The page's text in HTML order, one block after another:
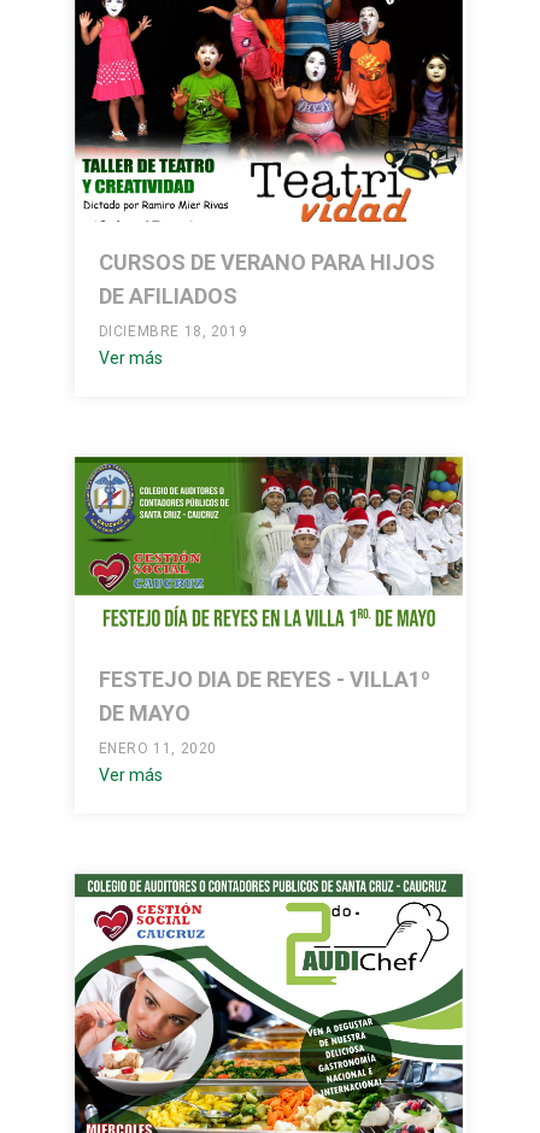
CURSOS DE VERANO PARA HIJOS
DE AFILIADOS
DICIEMBRE 18, 2019
Ver más
FESTEJO DIA DE REYES - VILLA1º
DE MAYO
ENERO 11, 2020
Ver más